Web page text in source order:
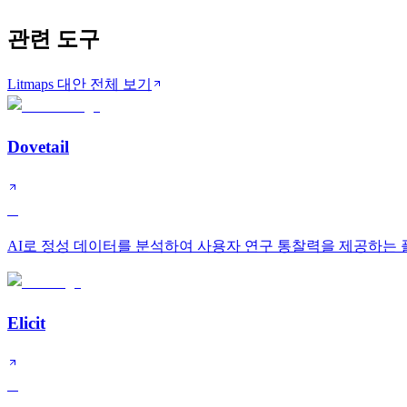
관련 도구
Litmaps 대안 전체 보기
Dovetail
AI로 정성 데이터를 분석하여 사용자 연구 통찰력을 제공하는
Elicit